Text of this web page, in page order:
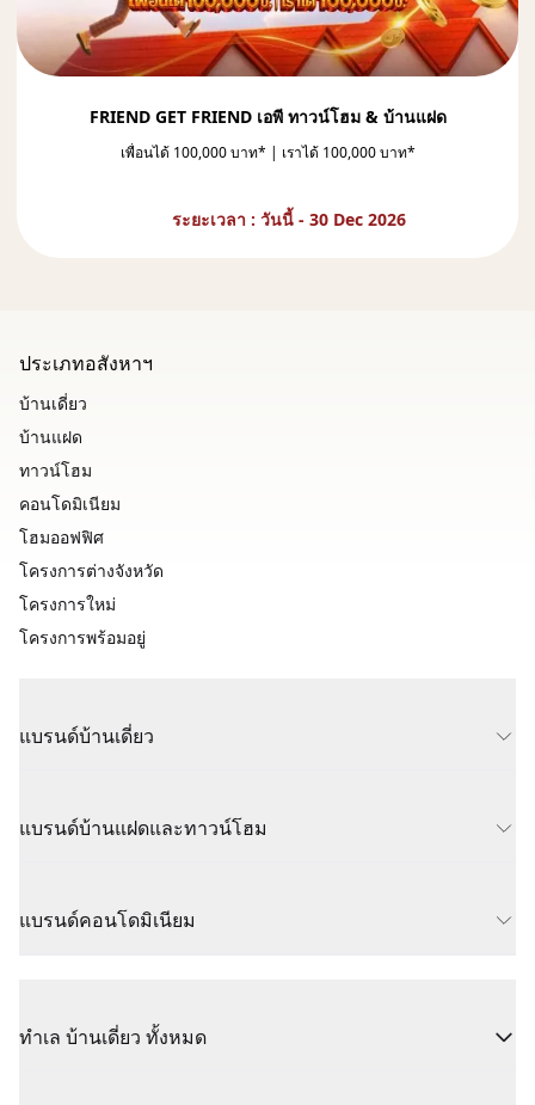
FRIEND GET FRIEND เอพี ทาวน์โฮม & บ้านแฝด
เพื่อนได้ 100,000 บาท* | เราได้ 100,000 บาท*
ระยะเวลา : วันนี้ - 30 Dec 2026
ประเภทอสังหาฯ
บ้านเดี่ยว
บ้านแฝด
ทาวน์โฮม
คอนโดมิเนียม
โฮมออฟฟิศ
โครงการต่างจังหวัด
โครงการใหม่
โครงการพร้อมอยู่
แบรนด์บ้านเดี่ยว
แบรนด์บ้านแฝดและทาวน์โฮม
แบรนด์คอนโดมิเนียม
ทำเล บ้านเดี่ยว ทั้งหมด